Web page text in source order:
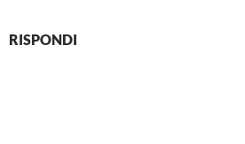
RISPONDI